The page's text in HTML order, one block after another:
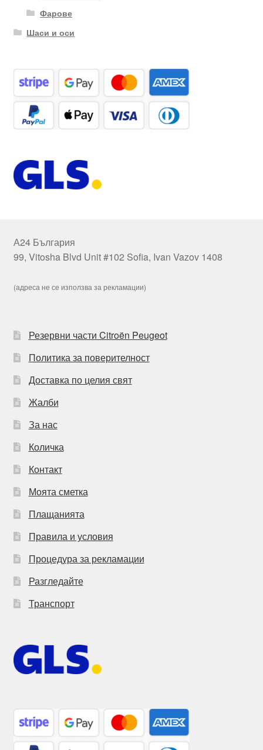
Фарове
Шаси и оси
А24 България
99, Vitosha Blvd Unit #102 Sofia, Ivan Vazov 1408
(адреса не се използва за рекламации)
Резервни части Citroën Peugeot
Политика за поверителност
Доставка по целия свят
Жалби
За нас
Количка
Контакт
Моята сметка
Плащанията
Правила и условия
Процедура за рекламации
Разгледайте
Транспорт